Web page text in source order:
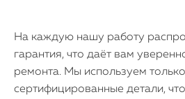
О нас
На каждую нашу работу
гарантия, что даёт вам
ремонта. Мы используем только
сертифицированные детали,